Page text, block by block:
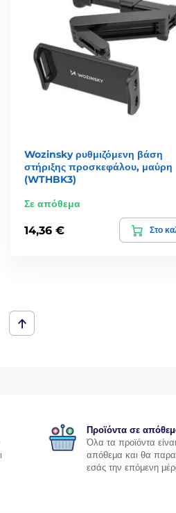
Wozinsky ρυθμιζόμενη βάση
στήριξης προσκεφάλου, μαύρη
(WTHBK3)
Σε απόθεμα
14,36 € Στο
Προϊόντα σε
Όλα τα προϊόντα
απόθεμα και θα
εσάς την επόμενη